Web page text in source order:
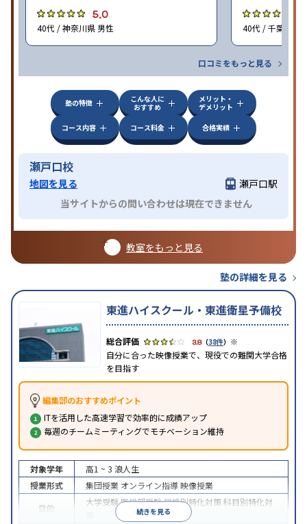
5.0
40代 / 神奈川県 男性 40代 / 千葉県 女
口コミをもっと見る
塾の特徴
こんな人に
おすすめ
メリット・
デメリット
コース内容
コース料金 合格実績
瀬戸口校
地図を見る
瀬戸口駅
当サイトからの問い合わせは現在できません
教室をもっと見る
塾の詳細を見る
東進ハイスクール・東進衛星予備校
3.8（38件） ※
自分に合った映像授業で、現役での難関大学合格
を目指す
編集部のおすすめポイント
ITを活用した高速学習で効率的に成績アップ
毎週のチームミーティングでモチベーション維持
続きを見る
対象学年 高1 ~ 3 浪人生
授業形式
集団授業 オンライン指導映像授業
目的
大学受験医学部受験学校別特化対策科目別特化対